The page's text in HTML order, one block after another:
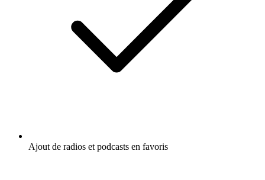
Ajout de radios et podcasts en favoris